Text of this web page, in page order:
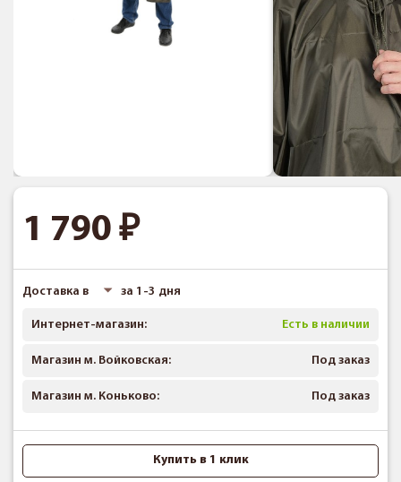
1 790
Доставка в за 1-3 дня
Интернет-магазин: Есть в наличии
Магазин м. Войковская: Под заказ
Магазин м. Коньково: Под заказ
Купить в 1 клик